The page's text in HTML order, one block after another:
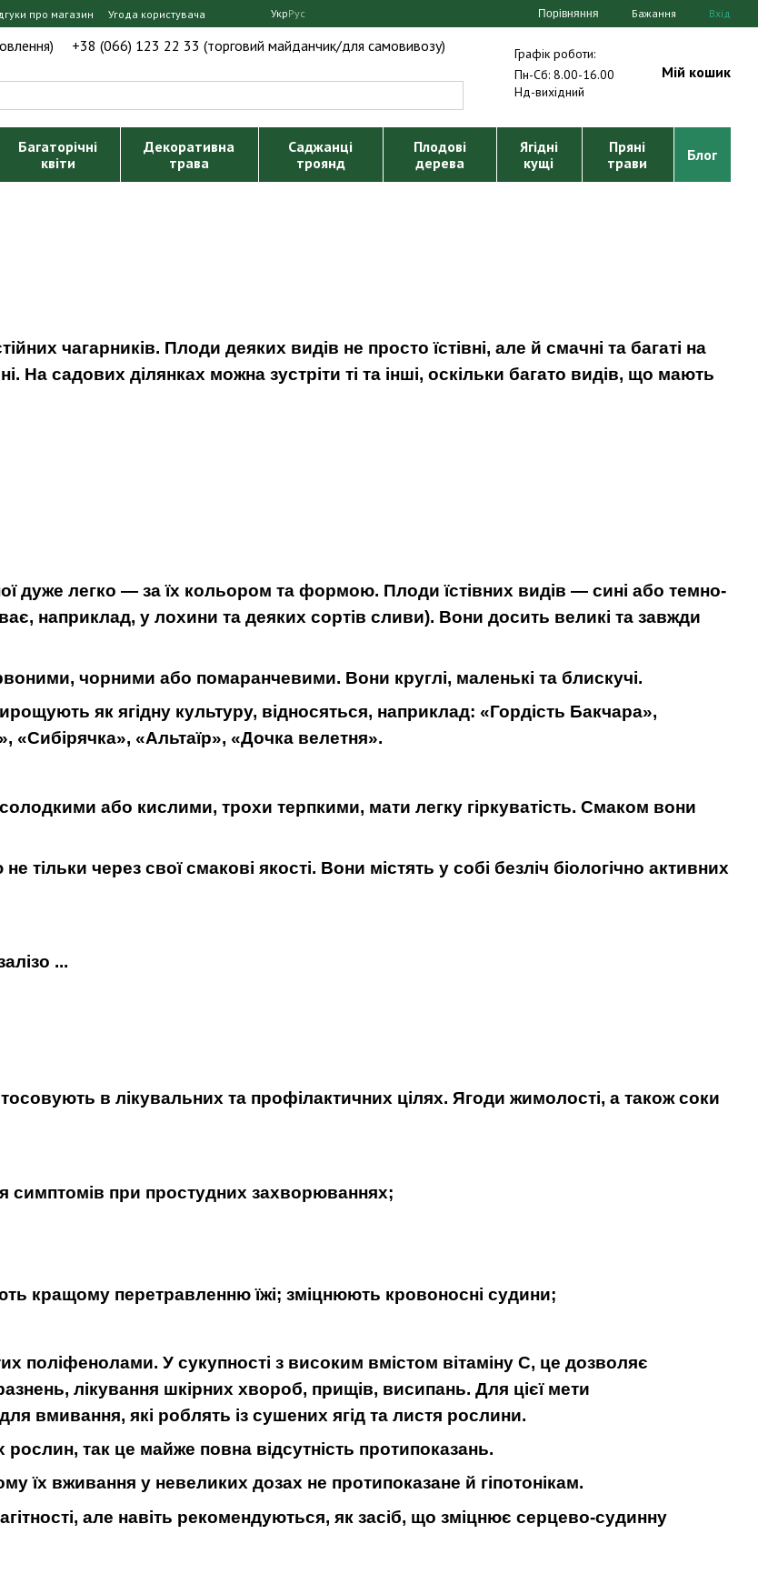
про магазин Угода користувача УкрРус Порівняння Бажання Вхід
+38 (066) 123 22 33 (торговий майданчик/для самовивозу)
Графік роботи:
Пн-Сб: 8.00-16.00
Нд-вихідний
Мій кошик
Багаторічні
квіти
Декоративна
трава
Саджанці
троянд
Плодові
дерева
Ягідні
кущі
Пряні
трави
Блог
чагарників. Плоди деяких видів не просто їстівні, але й смачні та багаті на
На садових ділянках можна зустріти ті та інші, оскільки багато видів, що мають
дуже легко — за їх кольором та формою. Плоди їстівних видів — сині або темно-
наприклад, у лохини та деяких сортів сливи). Вони досить великі та завжди
чорними або помаранчевими. Вони круглі, маленькі та блискучі.
як ягідну культуру, відносяться, наприклад: «Гордість Бакчара»,
«Альтаїр», «Дочка велетня».
або кислими, трохи терпкими, мати легку гіркуватість. Смаком вони
через свої смакові якості. Вони містять у собі безліч біологічно активних
...
в лікувальних та профілактичних цілях. Ягоди жимолості, а також соки
симптомів при простудних захворюваннях;
кращому перетравленню їжі; зміцнюють кровоносні судини;
поліфенолами. У сукупності з високим вмістом вітаміну С, це дозволяє
лікування шкірних хвороб, прищів, висипань. Для цієї мети
вмивання, які роблять із сушених ягід та листя рослини.
так це майже повна відсутність протипоказань.
їх вживання у невеликих дозах не протипоказане й гіпотонікам.
але навіть рекомендуються, як засіб, що зміцнює серцево-судинну